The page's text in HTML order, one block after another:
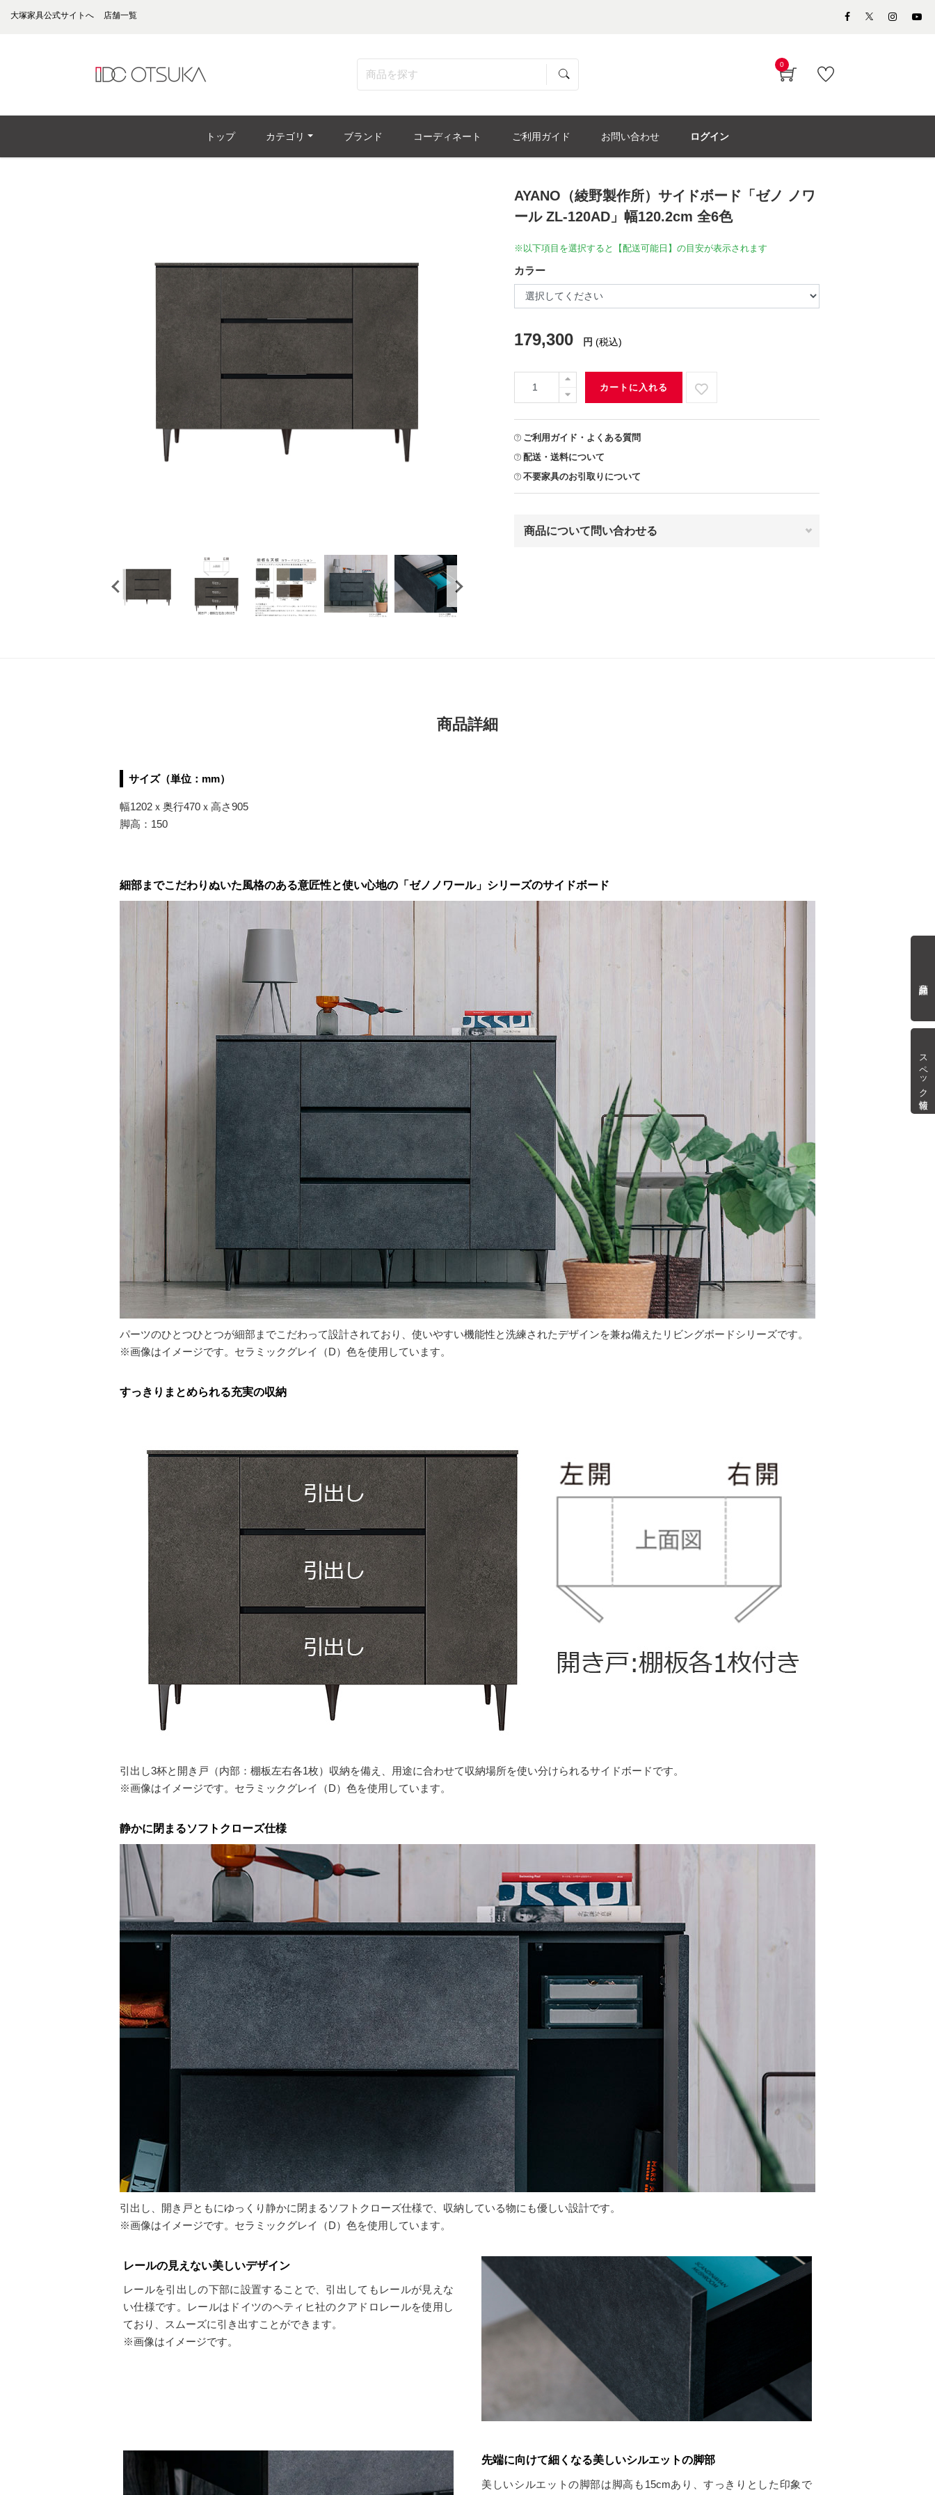
スペック情報
大塚家具公式サイトへ 店舗一覧
0
トップ カテゴリ ブランド コーディネート ご利用ガイド お問い合わせ ログイン
AYANO（綾野製作所）サイドボード「ゼノ ノワ
ール ZL-120AD」幅120.2cm 全6色
※以下項目を選択すると【配送可能日】の目安が表示されます
カラー
179,300 円 (税込)
カートに入れる
ご利用ガイド・よくある質問
配送・送料について
不要家具のお引取りについて
商品について問い合わせる
商品詳細
サイズ（単位：mm）
幅1202ｘ奥行470ｘ高さ905
脚高：150
細部までこだわりぬいた風格のある意匠性と使い心地の「ゼノノワール」シリーズのサイドボード
パーツのひとつひとつが細部までこだわって設計されており、使いやすい機能性と洗練されたデザインを兼ね備えたリビングボードシリーズです。
※画像はイメージです。セラミックグレイ（D）色を使用しています。
すっきりまとめられる充実の収納
引出し3杯と開き戸（内部：棚板左右各1枚）収納を備え、用途に合わせて収納場所を使い分けられるサイドボードです。
※画像はイメージです。セラミックグレイ（D）色を使用しています。
静かに閉まるソフトクローズ仕様
引出し、開き戸ともにゆっくり静かに閉まるソフトクローズ仕様で、収納している物にも優しい設計です。
※画像はイメージです。セラミックグレイ（D）色を使用しています。
レールの見えない美しいデザイン
レールを引出しの下部に設置することで、引出してもレールが見えな
い仕様です。レールはドイツのヘティヒ社のクアドロレールを使用し
ており、スムーズに引き出すことができます。
※画像はイメージです。
先端に向けて細くなる美しいシルエットの脚部
美しいシルエットの脚部は脚高も15cmあり、すっきりとした印象で